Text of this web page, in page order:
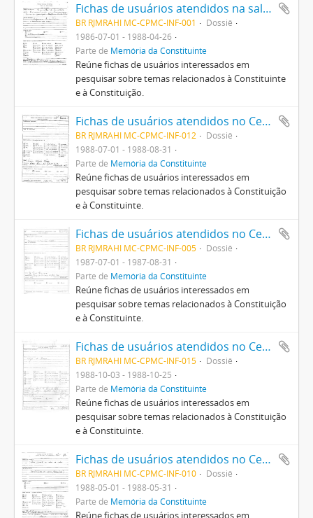
Fichas de usuários atendidos na sala da Constituinte (Fundação Nacional Pró-Memória)
BR RJMRAHI MC-CPMC-INF-001
Dossiê
1986-07-01 - 1988-04-26
Parte de Memória da Constituinte
Reúne fichas de usuários interessados em
pesquisar sobre temas relacionados à Constituinte
e à Constituição.
Fichas de usuários atendidos no Centro Pró-Memória da Constituinte
BR RJMRAHI MC-CPMC-INF-012
Dossiê
1988-07-01 - 1988-08-31
Parte de Memória da Constituinte
Reúne fichas de usuários interessados em
pesquisar sobre temas relacionados à Constituição
e à Constituinte.
Fichas de usuários atendidos no Centro Pró-Memória da Constituinte
BR RJMRAHI MC-CPMC-INF-005
Dossiê
1987-07-01 - 1987-08-31
Parte de Memória da Constituinte
Reúne fichas de usuários interessados em
pesquisar sobre temas relacionados à Constituição
e à Constituinte.
Fichas de usuários atendidos no Centro Pró-Memória da Constituinte
BR RJMRAHI MC-CPMC-INF-015
Dossiê
1988-10-03 - 1988-10-25
Parte de Memória da Constituinte
Reúne fichas de usuários interessados em
pesquisar sobre temas relacionados à Constituição
e à Constituinte.
Fichas de usuários atendidos no Centro Pró-Memória da Constituinte
BR RJMRAHI MC-CPMC-INF-010
Dossiê
1988-05-01 - 1988-05-31
Parte de Memória da Constituinte
Reúne fichas de usuários interessados em